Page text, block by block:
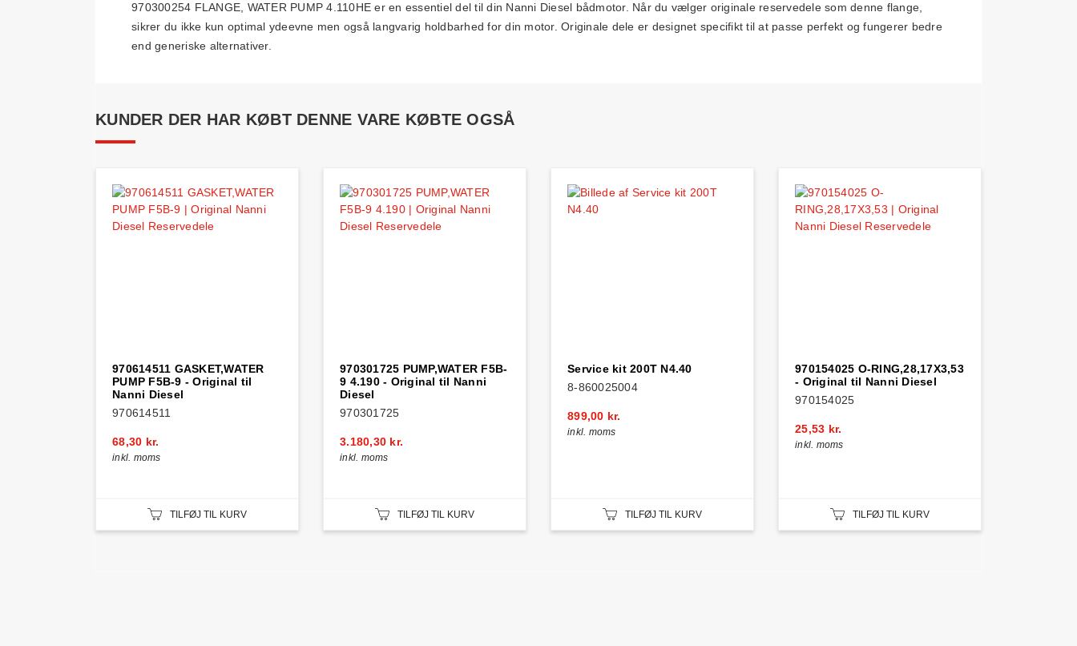
970300254 FLANGE, WATER PUMP 4.110HE er en essentiel del til din Nanni Diesel bådmotor. Når du vælger originale reservedele som denne flange,
sikrer du ikke kun optimal ydeevne men også langvarig holdbarhed for din motor. Originale dele er designet specifikt til at passe perfekt og fungerer bedre
end generiske alternativer.
KUNDER DER HAR KØBT DENNE VARE KØBTE OGSÅ
970614511 GASKET,WATER
PUMP F5B-9 - Original til
Nanni Diesel
970614511
68,30 kr.
inkl. moms
TILFØJ TIL KURV
970301725 PUMP,WATER F5B-
9 4.190 - Original til Nanni
Diesel
970301725
3.180,30 kr.
inkl. moms
TILFØJ TIL KURV
Service kit 200T N4.40
8-860025004
899,00 kr.
inkl. moms
TILFØJ TIL KURV
970154025 O-RING,28,17X3,53
- Original til Nanni Diesel
970154025
25,53 kr.
inkl. moms
TILFØJ TIL KURV